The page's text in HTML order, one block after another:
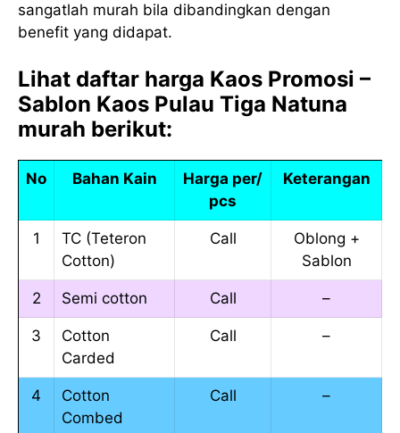
sangatlah murah bila dibandingkan dengan
benefit yang didapat.
Lihat daftar harga Kaos Promosi –
Sablon Kaos Pulau Tiga Natuna
murah berikut:
No Bahan Kain
Harga per/
pcs
Keterangan
1
TC (Teteron
Cotton)
Call
Oblong +
Sablon
2 Semi cotton Call –
3
Cotton
Carded
Call –
4
Cotton
Combed
Call –